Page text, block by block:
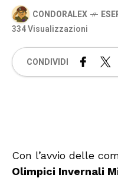
CONDORALEX
334 Visualizzazioni
CONDIVIDI
Con l’avvio delle
Olimpici Invernali